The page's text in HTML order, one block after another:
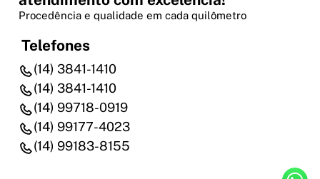
Procedência e qualidade em cada quilômetro
Telefones
(14) 3841-1410
(14) 3841-1410
(14) 99718-0919
(14) 99177-4023
(14) 99183-8155